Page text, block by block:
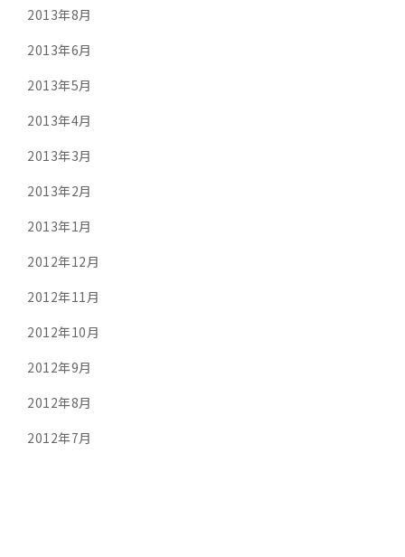
2013年8月
2013年6月
2013年5月
2013年4月
2013年3月
2013年2月
2013年1月
2012年12月
2012年11月
2012年10月
2012年9月
2012年8月
2012年7月